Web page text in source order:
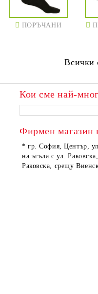
ПОРЪЧАНИ
Всички
Кои сме най-
Фирмен магазин
* гр. София, Център,
на ъгъла с ул.
Раковска, срещу